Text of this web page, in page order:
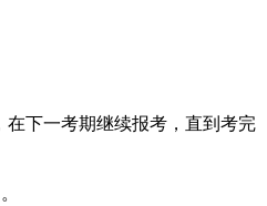
下一考期继续报考，直到考完